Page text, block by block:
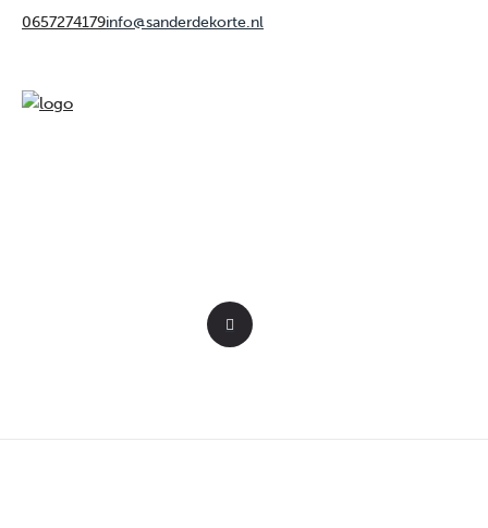
0657274179info@sanderdekorte.nl